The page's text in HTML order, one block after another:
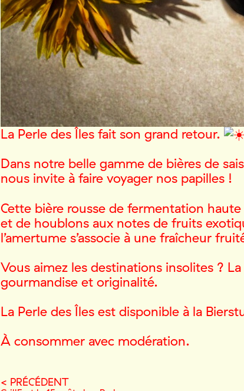
La Perle des Îles fait son grand retour.
Dans notre belle gamme de bières de
nous invite à faire voyager nos papilles !
Cette bière rousse de fermentation
et de houblons aux notes de fruits
l’amertume s’associe à une fraîcheur
Vous aimez les destinations insolites ?
gourmandise et originalité.
La Perle des Îles est disponible à la
À consommer avec modération.
< PRÉCÉDENT